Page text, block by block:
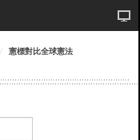
憲標對比全球憲法